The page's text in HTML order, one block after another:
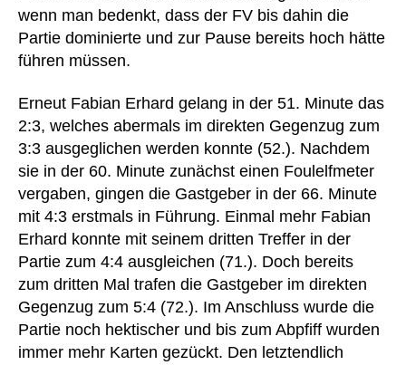
wenn man bedenkt, dass der FV bis dahin die
Partie dominierte und zur Pause bereits hoch hätte
führen müssen.
Erneut Fabian Erhard gelang in der 51. Minute das
2:3, welches abermals im direkten Gegenzug zum
3:3 ausgeglichen werden konnte (52.). Nachdem
sie in der 60. Minute zunächst einen Foulelfmeter
vergaben, gingen die Gastgeber in der 66. Minute
mit 4:3 erstmals in Führung. Einmal mehr Fabian
Erhard konnte mit seinem dritten Treffer in der
Partie zum 4:4 ausgleichen (71.). Doch bereits
zum dritten Mal trafen die Gastgeber im direkten
Gegenzug zum 5:4 (72.). Im Anschluss wurde die
Partie noch hektischer und bis zum Abpfiff wurden
immer mehr Karten gezückt. Den letztendlich